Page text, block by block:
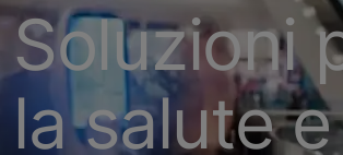
Soluzioni
la salute